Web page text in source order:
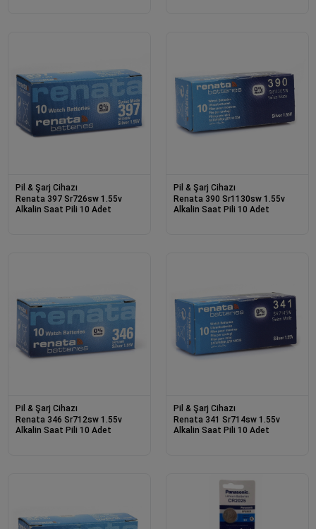
Pil & Şarj Cihazı
Renata 397 Sr726sw 1.55v
Alkalin Saat Pili 10 Adet
Pil & Şarj Cihazı
Renata 390 Sr1130sw 1.55v
Alkalin Saat Pili 10 Adet
Pil & Şarj Cihazı
Renata 346 Sr712sw 1.55v
Alkalin Saat Pili 10 Adet
Pil & Şarj Cihazı
Renata 341 Sr714sw 1.55v
Alkalin Saat Pili 10 Adet